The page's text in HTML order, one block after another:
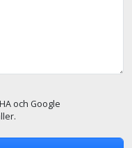
och Google